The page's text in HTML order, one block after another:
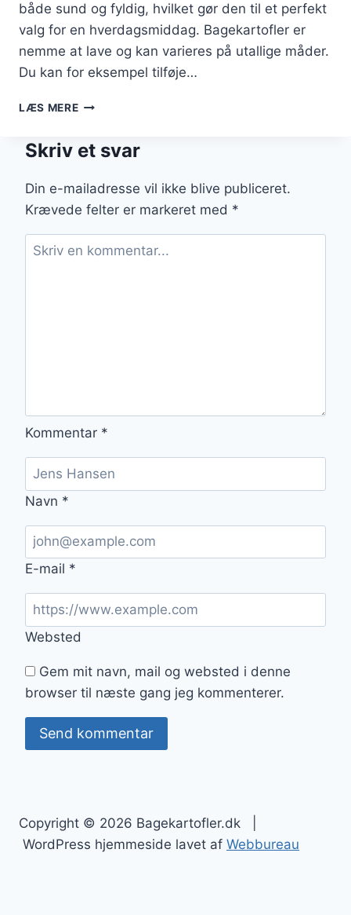
både sund og fyldig, hvilket gør den til et perfekt
valg for en hverdagsmiddag. Bagekartofler er
nemme at lave og kan varieres på utallige måder.
Du kan for eksempel tilføje…
LÆS MEREBAGEKARTOFLER
EN
OG
FYLDIG
MIDDAG
Skriv et svar
Din e-mailadresse vil ikke blive publiceret.
Krævede felter er markeret med *
Kommentar *
Navn *
E-mail *
Websted
Gem mit navn, mail og websted i denne
browser til næste gang jeg kommenterer.
Copyright © 2026 Bagekartofler.dk |
WordPress hjemmeside lavet af Webbureau